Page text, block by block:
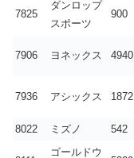
7825
ダンロップ
スポーツ
900
7906 ヨネックス 4940
7936 アシックス 1872
8022
ミズノ 542
ゴールドウ